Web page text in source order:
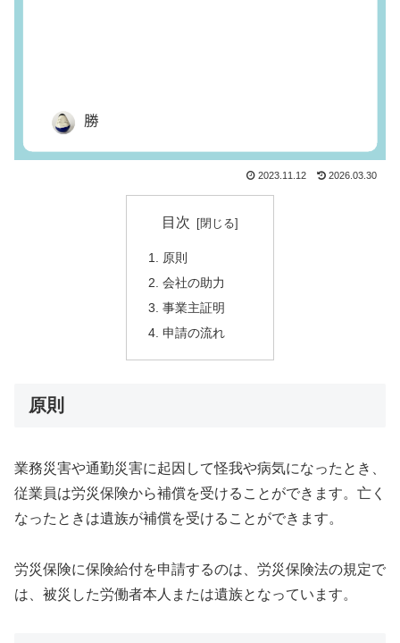
2023.11.12 2026.03.30
目次
原則
会社の助力
事業主証明
申請の流れ
原則
業務災害や通勤災害に起因して怪我や病気になったとき、
従業員は労災保険から補償を受けることができます。亡く
なったときは遺族が補償を受けることができます。
労災保険に保険給付を申請するのは、労災保険法の規定で
は、被災した労働者本人または遺族となっています。